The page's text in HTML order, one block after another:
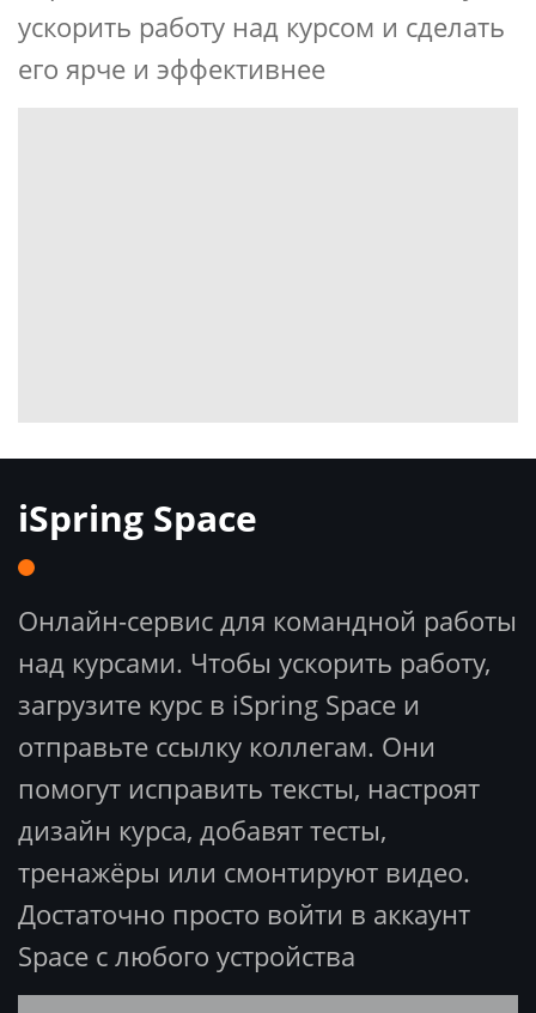
ускорить работу над курсом и сделать
его ярче и эффективнее
iSpring Space
Онлайн-сервис для командной работы
над курсами. Чтобы ускорить работу,
загрузите курс в iSpring Space и
отправьте ссылку коллегам. Они
помогут исправить тексты, настроят
дизайн курса, добавят тесты,
тренажёры или смонтируют видео.
Достаточно просто войти в аккаунт
Space с любого устройства